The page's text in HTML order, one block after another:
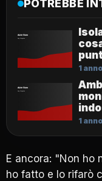
POTREBBE
1
1
E ancora: "Non ho
ho fatto e lo rifarò